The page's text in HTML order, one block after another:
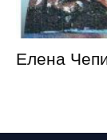
Елена